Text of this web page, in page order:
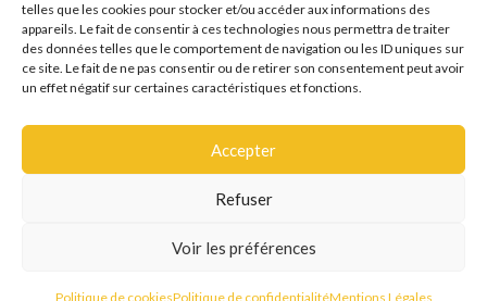
telles que les cookies pour stocker et/ou accéder aux informations des
appareils. Le fait de consentir à ces technologies nous permettra de traiter
des données telles que le comportement de navigation ou les ID uniques sur
ce site. Le fait de ne pas consentir ou de retirer son consentement peut avoir
un effet négatif sur certaines caractéristiques et fonctions.
Accepter
Refuser
Voir les préférences
Politique de cookiesPolitique de confidentialitéMentions Légales
Connexion
Flux des publications
Flux des commentaires
Site de WordPress-FR
Site créé par l'agence de communication OCTAVE
Mentions Légales Politique de confidentialité
Politique de cookies